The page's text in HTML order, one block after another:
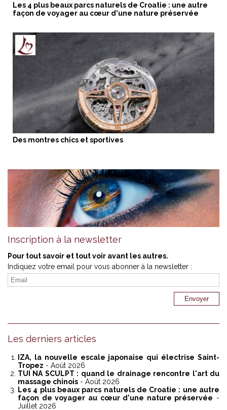
Les 4 plus beaux parcs naturels de Croatie : une autre
façon de voyager au cœur d'une nature préservée
Des montres chics et sportives
Inscription à la newsletter
Pour tout savoir et tout voir avant les autres.
Indiquez votre email pour vous abonner à la newsletter :
Les derniers articles
IZA, la nouvelle escale japonaise qui électrise Saint-
Tropez - Août 2026
TUI NA SCULPT : quand le drainage rencontre l'art du
massage chinois - Août 2026
Les 4 plus beaux parcs naturels de Croatie : une autre
façon de voyager au cœur d'une nature préservée -
Juillet 2026